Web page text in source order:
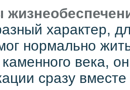
характер,
нормально
века,
сразу